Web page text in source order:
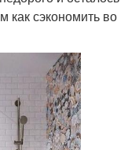
как сэкономить во